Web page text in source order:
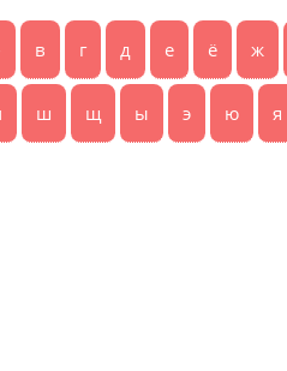
в г д е ё ж
ш щ ы э ю я